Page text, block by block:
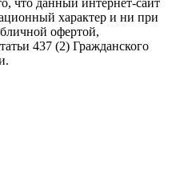
характер и ни при
офертой,
437 (2) Гражданского